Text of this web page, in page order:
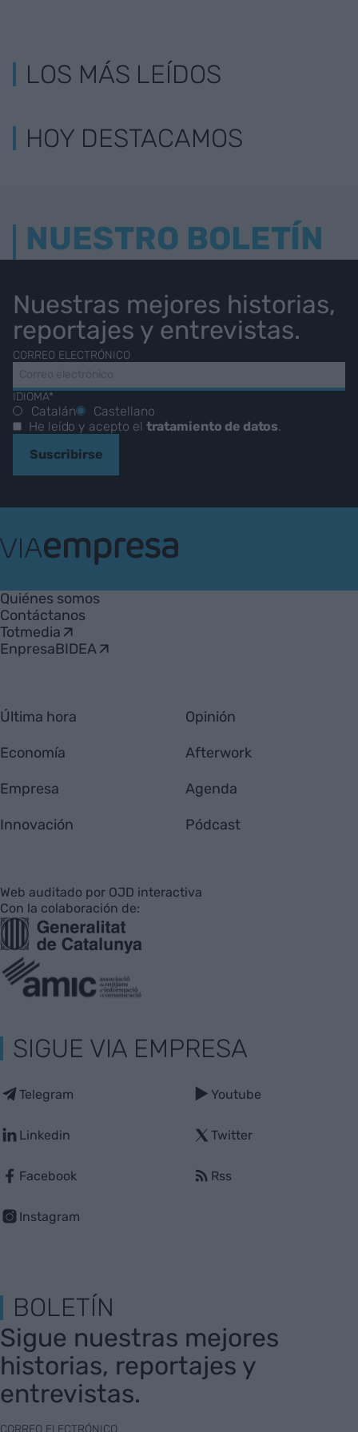
LOS MÁS LEÍDOS
HOY DESTACAMOS
NUESTRO BOLETÍN
Nuestras mejores historias,
reportajes y entrevistas.
CORREO ELECTRÓNICO
IDIOMA*
Catalán
Castellano
He leído y acepto el tratamiento de datos
Suscribirse
Empresa
Quiénes somos
Contáctanos
Totmedia
EnpresaBIDEA
Última hora
Economía
Empresa
Innovación
Opinión
Afterwork
Agenda
Pódcast
Web auditado por OJD interactiva
Con la colaboración de:
SIGUE VIA EMPRESA
Telegram
Linkedin
Facebook
Instagram
Youtube
Twitter
Rss
BOLETÍN
Sigue nuestras mejores
historias, reportajes y
entrevistas.
CORREO ELECTRÓNICO